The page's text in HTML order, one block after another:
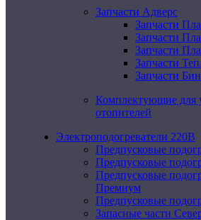
Запчасти Адверс
Запчасти
Запчасти
Запчасти
Запчасти
Запчасти
Комплектующие для
отопителей
Электроподогреватели 220В
Предпусковые
Предпусковые
Предпусковые
Премиум
Предпусковые
Запасные части